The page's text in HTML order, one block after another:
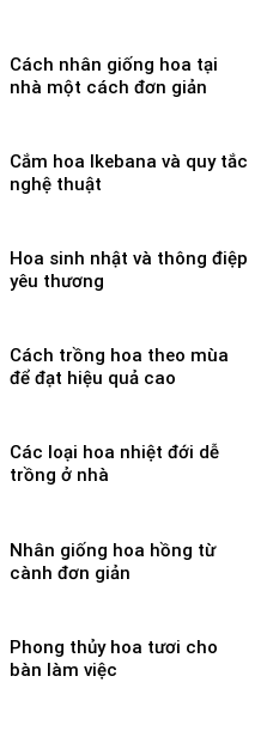
Cách nhân giống hoa tại
nhà một cách đơn giản
Cắm hoa Ikebana và quy tắc
nghệ thuật
Hoa sinh nhật và thông điệp
yêu thương
Cách trồng hoa theo mùa
để đạt hiệu quả cao
Các loại hoa nhiệt đới dễ
trồng ở nhà
Nhân giống hoa hồng từ
cành đơn giản
Phong thủy hoa tươi cho
bàn làm việc